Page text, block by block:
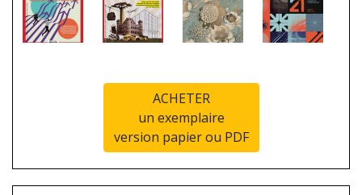
ACHETER
un exemplaire
version papier ou PDF